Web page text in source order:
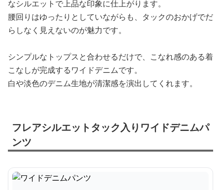
なシルエットで上品な印象に仕上がります。
腰回りはゆったりとしていながらも、タックのおかげでだ
らしなく見えないのが魅力です。
シンプルなトップスと合わせるだけで、こなれ感のある着
こなしが完成するワイドデニムです。
白や淡色のデニム生地が清潔感を演出してくれます。
フレアシルエットタック入りワイドデニムパ
ンツ